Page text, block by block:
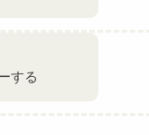
する